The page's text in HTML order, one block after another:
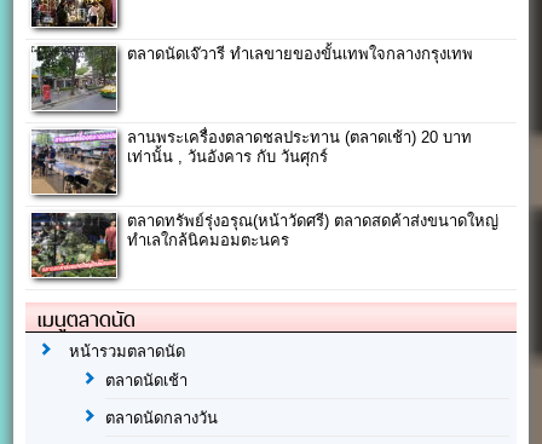
ตลาดนัดเจ๊วารี ทำเลขายของขั้นเทพใจกลางกรุงเทพ
ลานพระเครื่องตลาดชลประทาน (ตลาดเช้า) 20 บาท
เท่านั้น , วันอังคาร กับ วันศุกร์
ตลาดทรัพย์รุ่งอรุณ(หน้าวัดศรี) ตลาดสดค้าส่งขนาดใหญ่
ทำเลใกล้นิคมอมตะนคร
เมนูตลาดนัด
หน้ารวมตลาดนัด
ตลาดนัดเช้า
ตลาดนัดกลางวัน